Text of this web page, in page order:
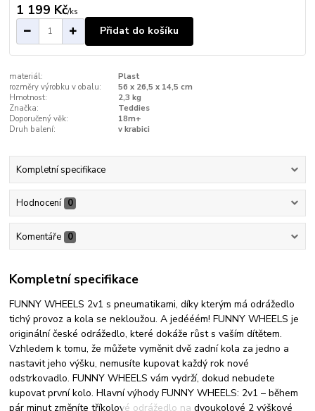
1 199 Kč/ks
Přidat do košíku
materiál:
Plast
rozměry výrobku v obalu:
56 x 26,5 x 14,5 cm
Hmotnost:
2,3 kg
Značka:
Teddies
Doporučený věk:
18m+
Druh balení:
v krabici
Kompletní specifikace
Hodnocení 0
Komentáře 0
Kompletní specifikace
FUNNY WHEELS 2v1 s pneumatikami, díky kterým má odrážedlo
tichý provoz a kola se nekloužou. A jedééém! FUNNY WHEELS je
originální české odrážedlo, které dokáže růst s vaším dítětem.
Vzhledem k tomu, že můžete vyměnit dvě zadní kola za jedno a
nastavit jeho výšku, nemusíte kupovat každý rok nové
odstrkovadlo. FUNNY WHEELS vám vydrží, dokud nebudete
kupovat první kolo. Hlavní výhody FUNNY WHEELS: 2v1 – během
pár minut změníte tříkolové odrážedlo na dvoukolové 2 výškové